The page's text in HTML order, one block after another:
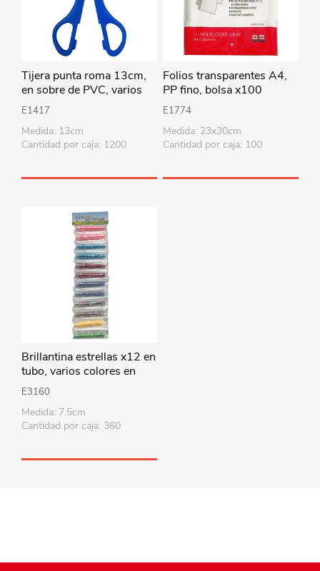
Tijera punta roma 13cm,
en sobre de PVC, varios
colores
E1417
Medida: 13cm
Cantidad por caja: 1200
Folios transparentes A4,
PP fino, bolsa x100
E1774
Medida: 23x30cm
Cantidad por caja: 100
Brillantina estrellas x12 en
tubo, varios colores en
bolsa
E3160
Medida: 7.5cm
Cantidad por caja: 360